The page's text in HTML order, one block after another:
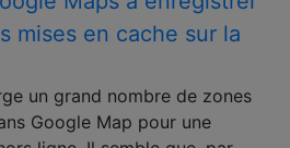
mises en cache sur la
un grand nombre de zones
Google Map pour une